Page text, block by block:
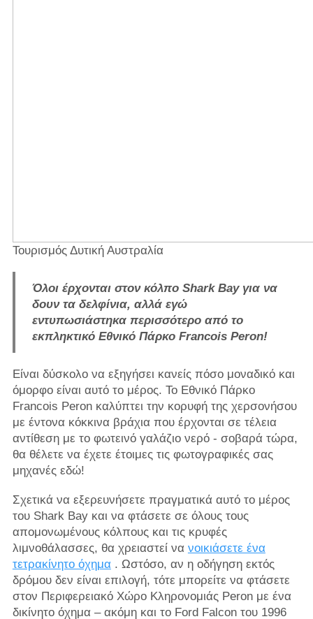
Τουρισμός Δυτική Αυστραλία
Όλοι έρχονται στον κόλπο Shark Bay για να
δουν τα δελφίνια, αλλά εγώ
εντυπωσιάστηκα περισσότερο από το
εκπληκτικό Εθνικό Πάρκο Francois Peron!
Είναι δύσκολο να εξηγήσει κανείς πόσο μοναδικό και
όμορφο είναι αυτό το μέρος. Το Εθνικό Πάρκο
Francois Peron καλύπτει την κορυφή της χερσονήσου
με έντονα κόκκινα βράχια που έρχονται σε τέλεια
αντίθεση με το φωτεινό γαλάζιο νερό - σοβαρά τώρα,
θα θέλετε να έχετε έτοιμες τις φωτογραφικές σας
μηχανές εδώ!
Σχετικά να εξερευνήσετε πραγματικά αυτό το μέρος
του Shark Bay και να φτάσετε σε όλους τους
απομονωμένους κόλπους και τις κρυφές
λιμνοθάλασσες, θα χρειαστεί να νοικιάσετε ένα
τετρακίνητο όχημα. Ωστόσο, αν η οδήγηση εκτός
δρόμου δεν είναι επιλογή, τότε μπορείτε να φτάσετε
στον Περιφερειακό Χώρο Κληρονομιάς Peron με ένα
δικίνητο όχημα – ακόμη και το Ford Falcon του 1996